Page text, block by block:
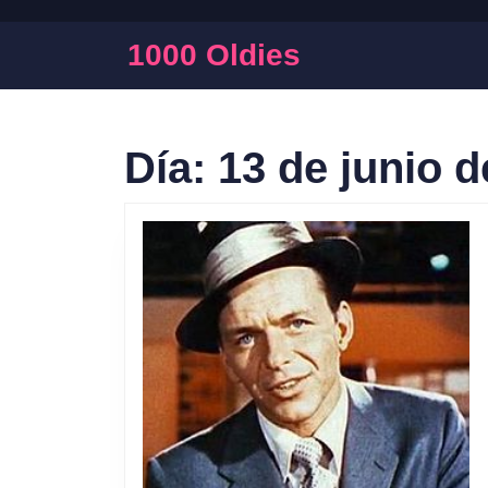
1000 Oldies
Día: 13 de junio